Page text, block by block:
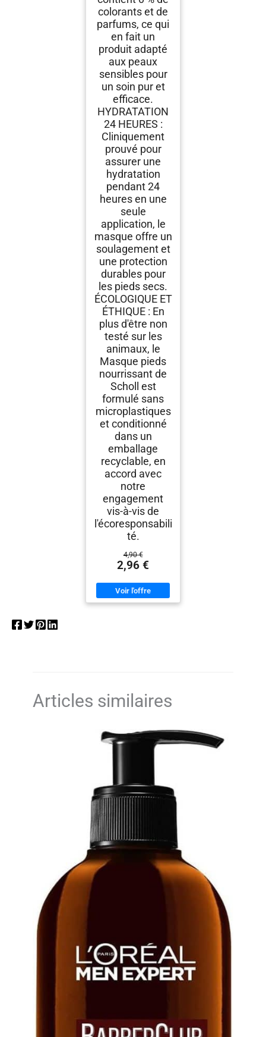
colorants et de
parfums, ce qui
en fait un
produit adapté
aux peaux
sensibles pour
un soin pur et
efficace.
HYDRATATION
24 HEURES :
Cliniquement
prouvé pour
assurer une
hydratation
pendant 24
heures en une
seule
application, le
masque offre un
soulagement et
une protection
durables pour
les pieds secs.
ÉCOLOGIQUE ET
ÉTHIQUE : En
plus d'être non
testé sur les
animaux, le
Masque pieds
nourrissant de
Scholl est
formulé sans
microplastiques
et conditionné
dans un
emballage
recyclable, en
accord avec
notre
engagement
vis-à-vis de
l'écoresponsabili
té.
4,90 €
2,96 €
Articles similaires